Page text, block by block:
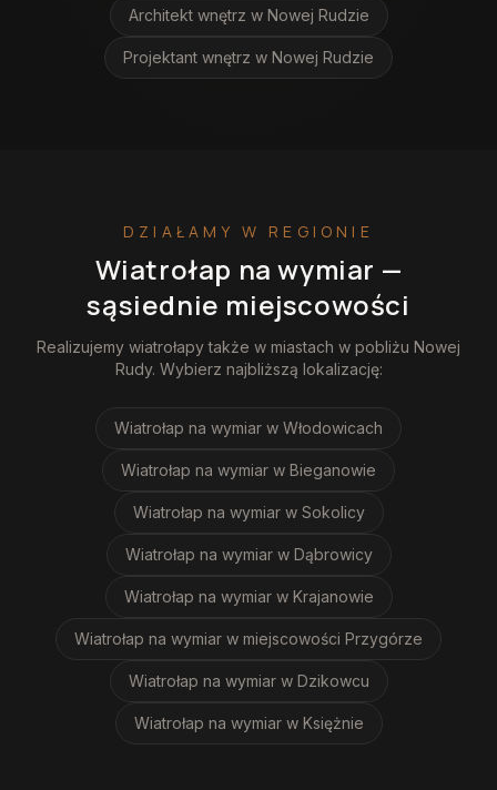
Architekt wnętrz w Nowej Rudzie
Projektant wnętrz w Nowej Rudzie
DZIAŁAMY W REGIONIE
Wiatrołap na wymiar —
sąsiednie miejscowości
Realizujemy wiatrołapytakże w miastach w pobliżu Nowej
Rudy. Wybierz najbliższą lokalizację:
Wiatrołap na wymiar w Włodowicach
Wiatrołap na wymiar w Bieganowie
Wiatrołap na wymiar w Sokolicy
Wiatrołap na wymiar w Dąbrowicy
Wiatrołap na wymiar w Krajanowie
Wiatrołap na wymiar w miejscowości Przygórze
Wiatrołap na wymiar w Dzikowcu
Wiatrołap na wymiar w Księżnie